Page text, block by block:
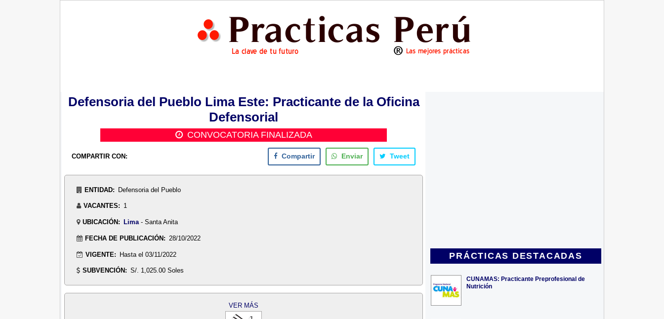
PRÁCTICAS DESTACADAS
CUNAMAS: Practicante Preprofesional de
Nutrición
Defensoria del Pueblo Lima Este: Practicante de la Oficina
Defensorial
CONVOCATORIA FINALIZADA
COMPARTIR CON: Compartir Enviar Tweet
ENTIDAD: Defensoria del Pueblo
VACANTES: 1
UBICACIÓN: Lima- Santa Anita
FECHA DE PUBLICACIÓN: 28/10/2022
VIGENTE: Hasta el 03/11/2022
SUBVENCIÓN: S/. 1,025.00 Soles
VER MÁS